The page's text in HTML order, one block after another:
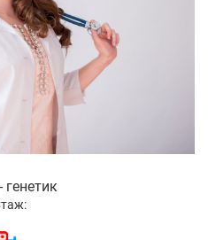
генетик